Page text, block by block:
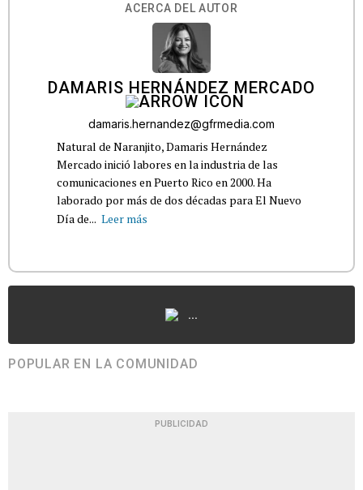
ACERCA DEL AUTOR
DAMARIS HERNÁNDEZ MERCADO
damaris.hernandez@gfrmedia.com
Natural de Naranjito, Damaris Hernández
Mercado inició labores en la industria de las
comunicaciones en Puerto Rico en 2000. Ha
laborado por más de dos décadas para El Nuevo
Día de... Leer más
...
POPULAR EN LA COMUNIDAD
PUBLICIDAD